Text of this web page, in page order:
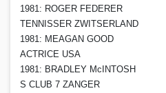
1981: ROGER FEDERER
TENNISSER ZWITSERLAND
1981: MEAGAN GOOD
ACTRICE USA
1981: BRADLEY McINTOSH
S CLUB 7 ZANGER